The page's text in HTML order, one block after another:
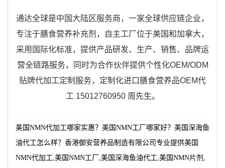
通达全球是中国大陆区服务商，一家全球供应链企业，
专注于膳食营养补充剂，自主工厂位于美国和加拿大，
采用国际化标准，提供产品研发、生产、销售、品牌运
营全链路服务，同时为合作伙伴提供个性化OEM/ODM
贴牌代加工定制服务，定制化进口膳食营养品OEM代
工 15012760950 周先生。
美国NMN代加工哪家实惠？美国NMN工厂哪家好？美国深海鱼
油代工怎么样？香港御安营养品制造有限公司专业提供美国
NMN代加工,美国NMN工厂,美国深海鱼油代工,美国NMN片剂,